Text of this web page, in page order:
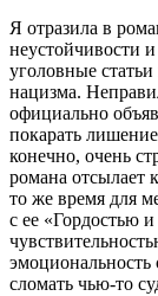
Я отразила в
неустойчивости
уголовные
нацизма.
официально
покарать
конечно, очень
романа отсылает
то же время для
с ее «Гордостью
сломать чью-то